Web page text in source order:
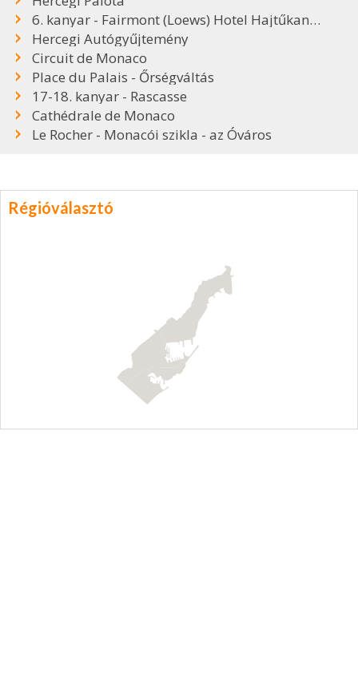
6. kanyar - Fairmont (Loews) Hotel Hajtűkanyar
Hercegi Autógyűjtemény
Circuit de Monaco
Place du Palais - Őrségváltás
17-18. kanyar - Rascasse
Cathédrale de Monaco
Le Rocher - Monacói szikla - az Óváros
Régióválasztó